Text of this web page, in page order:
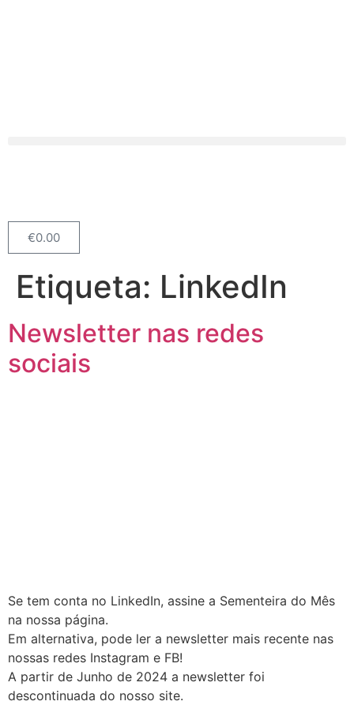
€0.00
Etiqueta: LinkedIn
Newsletter nas redes
sociais
Se tem conta no LinkedIn, assine a Sementeira do Mês
na nossa página.
Em alternativa, pode ler a newsletter mais recente nas
nossas redes Instagram e FB!
A partir de Junho de 2024 a newsletter foi
descontinuada do nosso site.